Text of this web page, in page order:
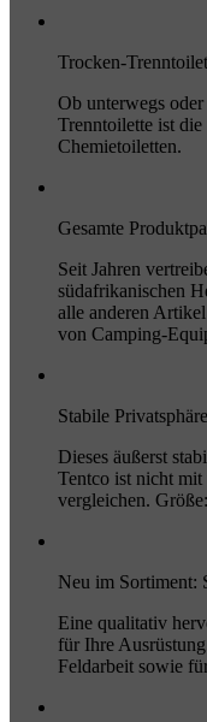
Trocken-
Ob unterwegs
Trenntoilette ist
Chemietoiletten.
Gesamte
Seit Jahren
südafrikanischen
alle anderen
von Camping-
Stabile
Dieses äußerst
Tentco ist nicht
vergleichen.
Neu im Sortiment:
Eine qualitativ
für Ihre
Feldarbeit sowie